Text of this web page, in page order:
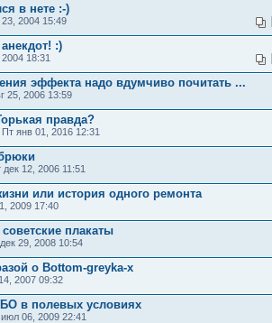
в нете :-)
2004 15:49
:)
18:31
эффекта надо вдумчиво почитать ...
25, 2006 13:59
правда?
янв 01, 2016 12:31
12, 2006 11:51
или история одного ремонта
2009 17:40
плакаты
29, 2008 10:54
о Bottom-greyka-x
2007 09:32
в полевых условиях
06, 2009 22:41